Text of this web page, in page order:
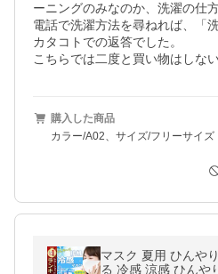
ーニングのみなのか、洗濯の仕
電話で洗濯方法を尋ねれば、「
カタコトでの返答でした。
こちらでは二度と買い物はしない
購入した商品
カラー/A02、サイズ/フリーサイズ
マスク 夏用 ひんや
る 冷感 涼感 ひんや